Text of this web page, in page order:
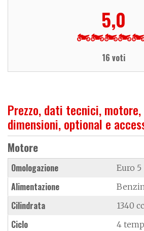
5,0
16 voti
Prezzo, dati tecnici,
dimensioni, optional e
Motore
Omologazione Euro 5
Alimentazione
Cilindrata 1340 cc
Ciclo 4